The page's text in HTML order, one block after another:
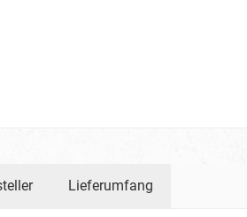
Lieferumfang